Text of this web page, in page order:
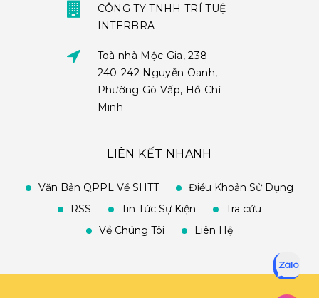
CÔNG TY TNHH TRÍ TUỆ
INTERBRA
Toà nhà Mộc Gia, 238-
240-242 Nguyễn Oanh,
Phường Gò Vấp, Hồ Chí
Minh
LIÊN KẾT NHANH
Văn Bản QPPL Về SHTT
Điều Khoản Sử Dụng
RSS
Tin Tức Sự Kiện
Tra cứu
Về Chúng Tôi
Liên Hệ